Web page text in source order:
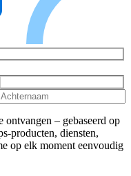
– gebaseerd op
producten, diensten,
op elk moment eenvoudig